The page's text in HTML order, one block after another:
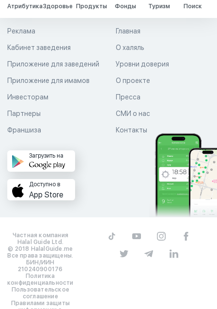
АтрибутикаЗдоровье Продукты Фонды Туризм Поиск
Главная
О халяль
Уровни доверия
Реклама
Кабинет заведения
Приложение для заведений
Приложение для имамов О проекте
Пресса
СМИ о нас
Контакты
Инвесторам
Партнеры
Франшиза
Загрузить на
Доступно в
App Store
Частная компания
Halal Guide Ltd.
© 2018 HalalGuide.me
Все права защищены.
БИН/ИИН
210240900176
Политика
конфиденциальности
Пользовательское
соглашение
Правилами защиты